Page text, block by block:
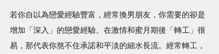
若你自以為戀愛經驗豐富，經常換男朋友，你需要的卻是
增加「深入」的戀愛經驗。在激情和蜜月期後「轉工」很
易，那代表你熬不住承諾和平淡的細水長流。經常轉工，